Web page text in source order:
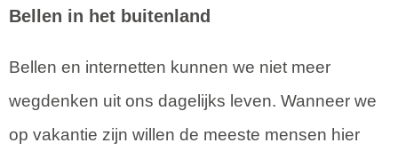
Bellen in het buitenland
Bellen en internetten kunnen we niet meer
wegdenken uit ons dagelijks leven. Wanneer we
op vakantie zijn willen de meeste mensen hier